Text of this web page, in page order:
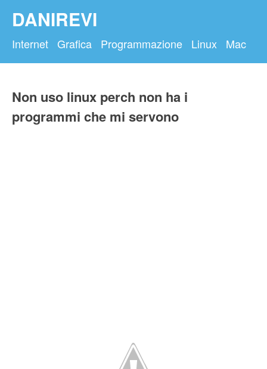
DANIREVI
Internet Grafica Programmazione Linux Mac
Non uso linux perch non ha i
programmi che mi servono